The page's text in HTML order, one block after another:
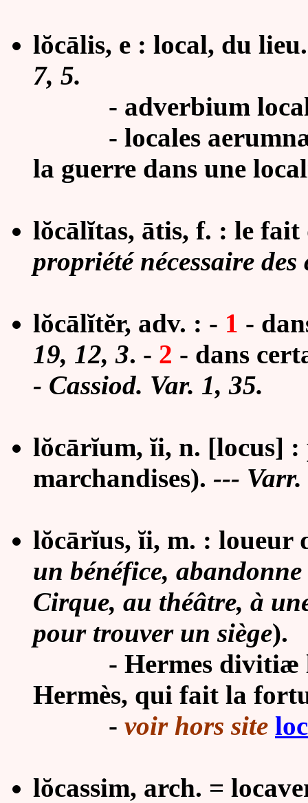
lŏcālis, e : local, du lieu.
7, 5.
- adverbium locale,
- locales aerumnæ,
la guerre dans une
lŏcālĭtas, ātis, f. : le fait
propriété nécessaire des
lŏcālĭtĕr, adv. : - 1 -
19, 12, 3. - 2 - dans
- Cassiod. Var. 1, 35.
lŏcārĭum, ĭi, n. [locus]
marchandises). ---
lŏcārĭus, ĭi, m. : loueur
un bénéfice,
Cirque, au théâtre, à
pour trouver un siège).
- Hermes divitiæ
Hermès, qui fait la
- voir hors site
lŏcassim, arch. =